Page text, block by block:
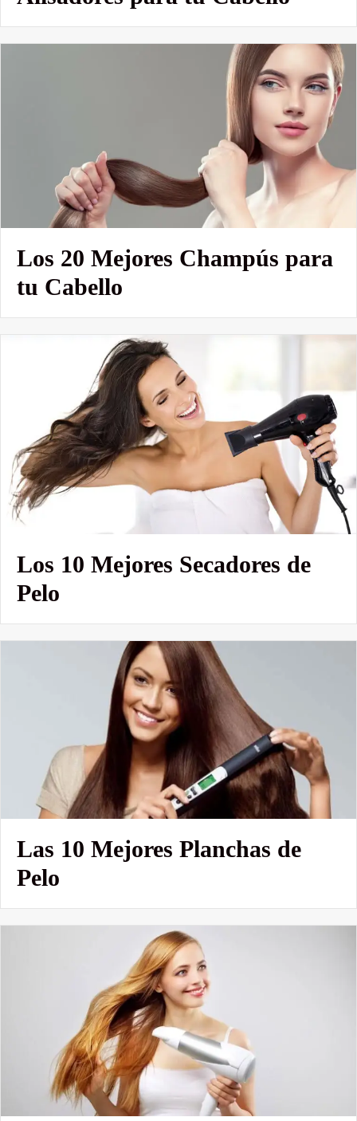
Los 20 Mejores Champús para
tu Cabello
Los 10 Mejores Secadores de
Pelo
Las 10 Mejores Planchas de
Pelo